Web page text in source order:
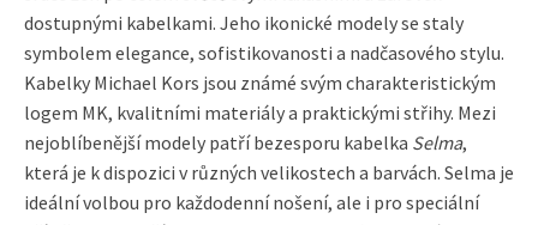
dostupnými kabelkami. Jeho ikonické modely se staly
symbolem elegance, sofistikovanosti a nadčasového stylu.
Kabelky Michael Kors jsou známé svým charakteristickým
logem MK, kvalitními materiály a praktickými střihy. Mezi
nejoblíbenější modely patří bezesporu kabelka Selma,
která je k dispozici v různých velikostech a barvách. Selma je
ideální volbou pro každodenní nošení, ale i pro speciální